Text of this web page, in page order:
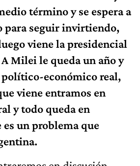
término y se espera a
para seguir invirtiendo,
viene la presidencial
Milei le queda un año y
económico real,
viene entramos en
y todo queda en
un problema que